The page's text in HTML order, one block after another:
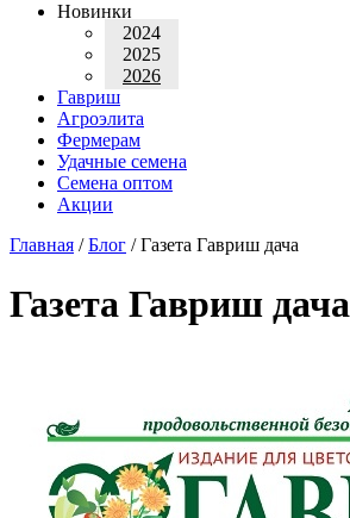
Новинки
2024
2025
2026
Гавриш
Агроэлита
Фермерам
Удачные семена
Семена оптом
Акции
Главная /Блог /Газета Гавриш дача
Газета Гавриш дача